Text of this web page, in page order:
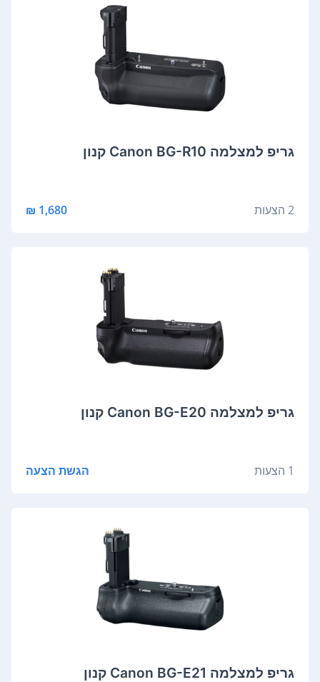
גריפ למצלמה Canon BG-R10 קנון
2 הצעות 1,680 ₪
גריפ למצלמה Canon BG-E20 קנון
1 הצעות הגשת הצעה
גריפ למצלמה Canon BG-E21 קנון